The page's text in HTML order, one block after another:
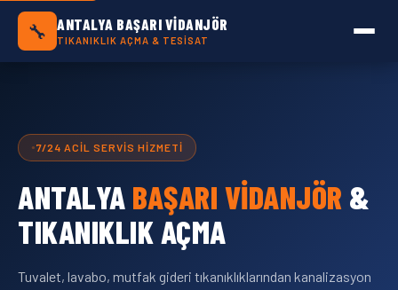
Antalya Başarı Vidanjör — Antalya Geneli
🔧 ANTALYA BAŞARI VIDANJÖR
TIKANIKLIK AÇMA & TESISAT
7/24 ACIL SERVIS HIZMETI
ANTALYA BAŞARI VIDANJÖR &
TIKANIKLIK AÇMA
Tuvalet, lavabo, mutfak gideri tıkanıklıklarından kanalizasyon